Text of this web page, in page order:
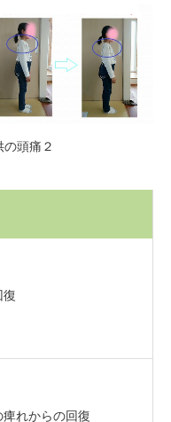
の頭痛２
復
れからの回復